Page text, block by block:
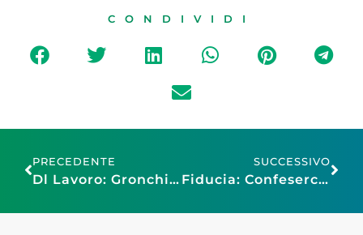
CONDIVIDI
PRECEDENTE
Dl Lavoro: Gronchi, “Bene l’impegno contro il dumping contrattuale: è il primo passo per vincere la sfida del lavoro di qualità”
SUCCESSIVO
Fiducia: Confesercenti, conflitto Iran frena l’economia, scenario recessivo sempre più concreto. Potere d’acquisto torna a rallentare, a rischio consumi